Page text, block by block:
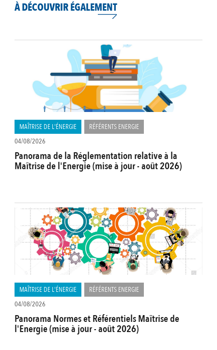
À DÉCOUVRIR ÉGALEMENT
MAÎTRISE DE L'ÉNERGIE
RÉFÉRENTS ENERGIE
04/08/2026
Panorama de la Réglementation relative à la
Maîtrise de l'Energie (mise à jour - août 2026)
MAÎTRISE DE L'ÉNERGIE
RÉFÉRENTS ENERGIE
04/08/2026
Panorama Normes et Référentiels Maîtrise de
l'Energie (mise à jour - août 2026)